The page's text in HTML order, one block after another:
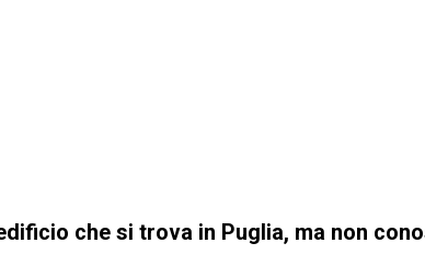
che si trova in Puglia, ma non